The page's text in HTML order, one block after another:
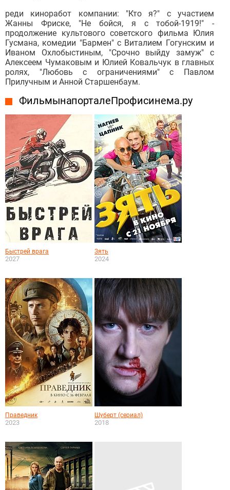
реди киноработ компании: "Кто я?" с участием
Жанны Фриске, "Не бойся, я с тобой-1919!" -
продолжение культового советского фильма Юлия
Гусмана, комедии "Бармен" с Виталием Гогунским и
Иваном Охлобыстиным, "Срочно выйду замуж" с
Алексеем Чумаковым и Юлией Ковальчук в главных
ролях, "Любовь с ограничениями" с Павлом
Прилучным и Анной Старшенбаум.
Фильмы на портале Профисинема.ру
Быстрей врага
2027
Зять
2024
Праведник
2023
Шуберт (сериал)
2018